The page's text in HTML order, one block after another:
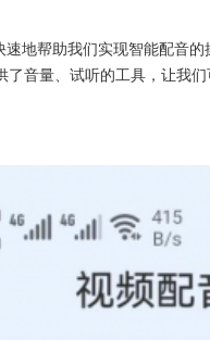
地帮助我们实现智能配音
音量、试听的工具，让我